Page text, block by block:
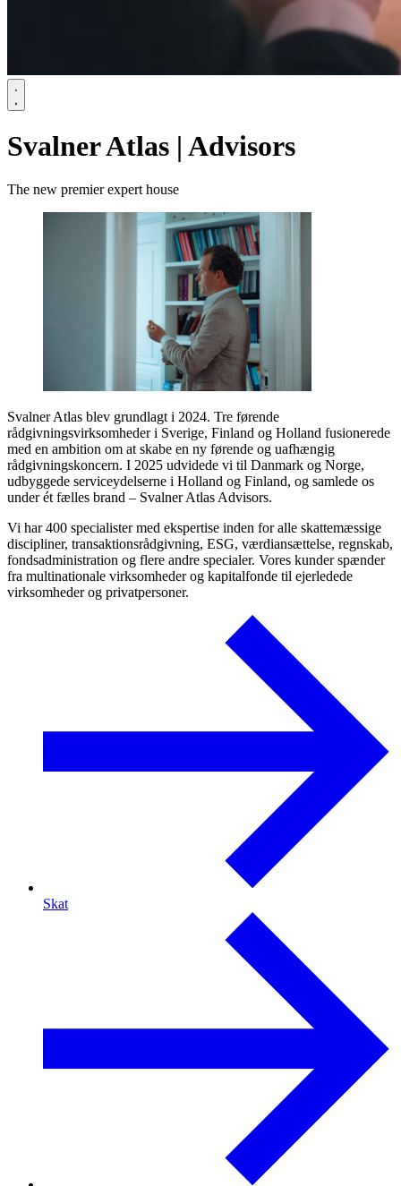
Svalner Atlas | Advisors
The new premier expert house
Svalner Atlas blev grundlagt i 2024. Tre førende
rådgivningsvirksomheder i Sverige, Finland og Holland fusionerede
med en ambition om at skabe en ny førende og uafhængig
rådgivningskoncern. I 2025 udvidede vi til Danmark og Norge,
udbyggede serviceydelserne i Holland og Finland, og samlede os
under ét fælles brand – Svalner Atlas Advisors.
Vi har 400 specialister med ekspertise inden for alle skattemæssige
discipliner, transaktionsrådgivning, ESG, værdiansættelse, regnskab,
fondsadministration og flere andre specialer. Vores kunder spænder
fra multinationale virksomheder og kapitalfonde til ejerledede
virksomheder og privatpersoner.
Skat